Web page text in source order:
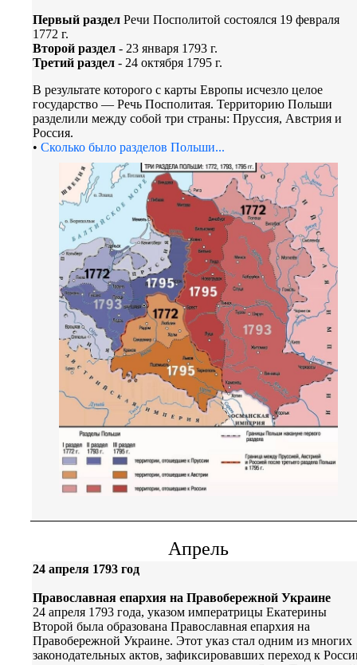
Первый разделРечи Посполитой состоялся 19 февраля
1772 г.
Второй раздел- 23 января 1793 г.
Третий раздел- 24 октября 1795 г.
В результате которого с карты Европы исчезло целое
государство — Речь Посполитая. Территорию Польши
разделили между собой три страны: Пруссия, Австрия и
Россия.
• Сколько было разделов Польши...
Апрель
24 апреля 1793 год
Православная епархия на Правобережной Украине
24 апреля 1793 года, указом императрицы Екатерины
Второй была образована Православная епархия на
Правобережной Украине. Этот указ стал одним из многих
законодательных актов, зафиксировавших переход к